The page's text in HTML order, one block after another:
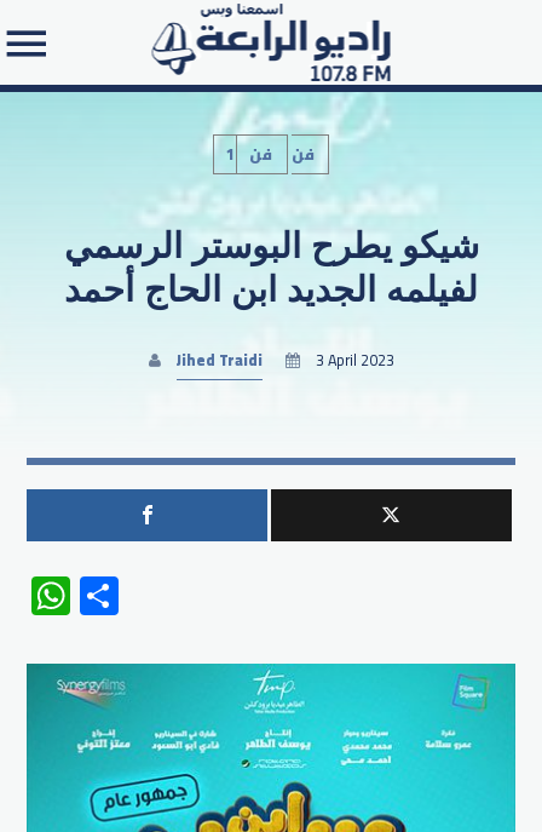
Search in the website:
1فن فن
شيكو يطرح البوستر الرسمي
لفيلمه الجديد ابن الحاج أحمد
Jihed Traidi 3 April 2023
WhatsApp